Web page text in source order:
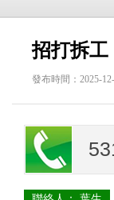
招打拆工
發布時間：2025-